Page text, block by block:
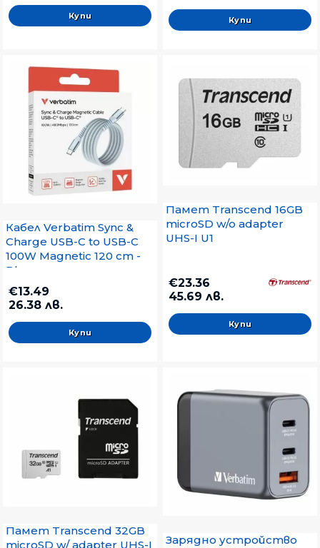
Кабел Verbatim Sync &
Charge USB-C to USB-C
100W Magnetic 120 cm -
Blue
€13.49
26.38 лв.
Памет Transcend 16GB
microSD w/o adapter
UHS-I U1
€23.36
45.69 лв.
Памет Transcend 32GB
microSD w/ adapter UHS-I
Зарядно устройство